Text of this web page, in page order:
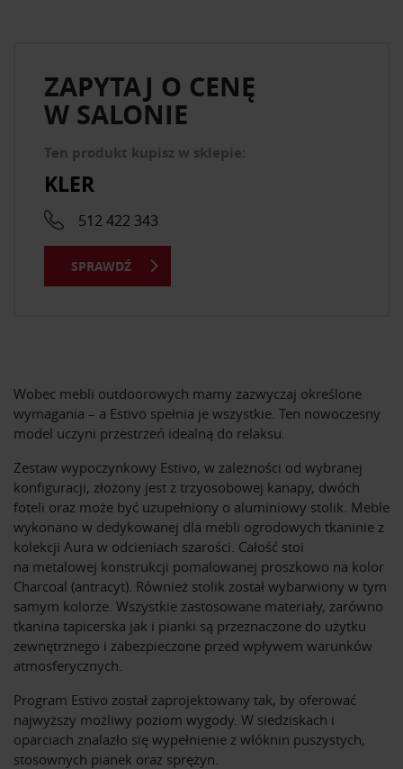
Wobec mebli outdoorowych mamy zazwyczaj określone
wymagania – a Estivo spełnia je wszystkie. Ten nowoczesny
model uczyni przestrzeń idealną do relaksu.
Zestaw wypoczynkowy Estivo, w zależności od wybranej
konfiguracji, złożony jest z trzyosobowej kanapy, dwóch
foteli oraz może być uzupełniony o aluminiowy stolik. Meble
wykonano w dedykowanej dla mebli ogrodowych tkaninie z
kolekcji Aura w odcieniach szarości. Całość stoi
na metalowej konstrukcji pomalowanej proszkowo na kolor
Charcoal (antracyt). Również stolik został wybarwiony w tym
samym kolorze. Wszystkie zastosowane materiały, zarówno
tkanina tapicerska jak i pianki są przeznaczone do użytku
zewnętrznego i zabezpieczone przed wpływem warunków
atmosferycznych.
Program Estivo został zaprojektowany tak, by oferować
najwyższy możliwy poziom wygody. W siedziskach i
oparciach znalazło się wypełnienie z włóknin puszystych,
stosownych pianek oraz sprężyn.
ZAPYTAJ O CENĘ
W SALONIE
Ten produkt kupisz w sklepie:
KLER
512 422 343
SPRAWDŹ